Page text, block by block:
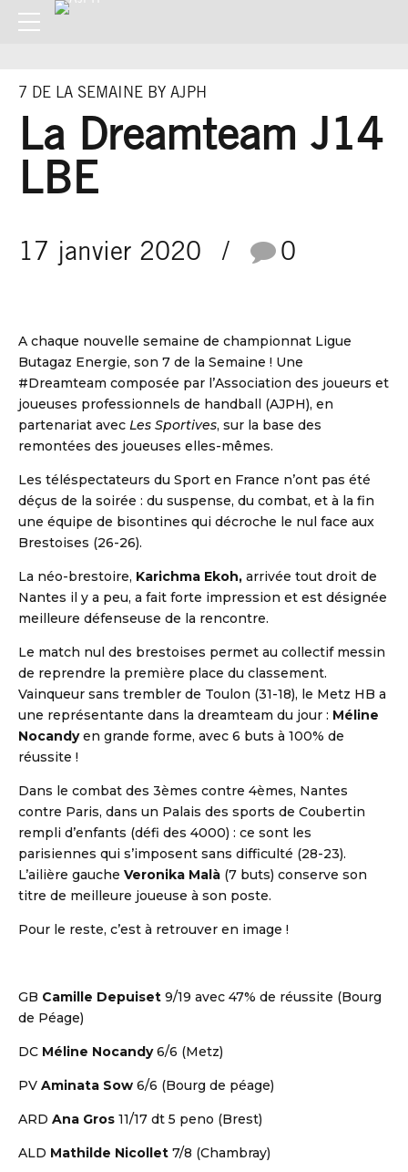
7 DE LA SEMAINE BY AJPH
La Dreamteam J14
LBE
17 janvier 2020 0
A chaque nouvelle semaine de championnat Ligue
Butagaz Energie, son 7 de la Semaine ! Une
#Dreamteam composée par l’Association des joueurs et
joueuses professionnels de handball (AJPH), en
partenariat avec Les Sportives, sur la base des
remontées des joueuses elles-mêmes.
Les téléspectateurs du Sport en France n’ont pas été
déçus de la soirée : du suspense, du combat, et à la fin
une équipe de bisontines qui décroche le nul face aux
Brestoises (26-26).
La néo-brestoire, Karichma Ekoh, arrivée tout droit de
Nantes il y a peu, a fait forte impression et est désignée
meilleure défenseuse de la rencontre.
Le match nul des brestoises permet au collectif messin
de reprendre la première place du classement.
Vainqueur sans trembler de Toulon (31-18), le Metz HB a
une représentante dans la dreamteam du jour : Méline
Nocandyen grande forme, avec 6 buts à 100% de
réussite !
Dans le combat des 3èmes contre 4èmes, Nantes
contre Paris, dans un Palais des sports de Coubertin
rempli d’enfants (défi des 4000) : ce sont les
parisiennes qui s’imposent sans difficulté (28-23).
L’ailière gauche Veronika Malà (7 buts) conserve son
titre de meilleure joueuse à son poste.
Pour le reste, c’est à retrouver en image !
GB Camille Depuiset 9/19 avec 47% de réussite (Bourg
de Péage)
DC Méline Nocandy6/6 (Metz)
PV Aminata Sow 6/6 (Bourg de péage)
ARD Ana Gros 11/17 dt 5 peno (Brest)
ALD Mathilde Nicollet 7/8 (Chambray)